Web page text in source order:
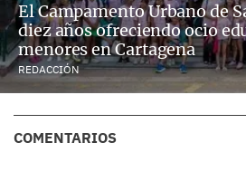
El Campamento Urbano de
diez años ofreciendo ocio
menores en Cartagena
REDACCIÓN
COMENTARIOS